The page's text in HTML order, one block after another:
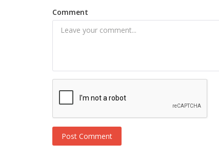
Comment
Post Comment